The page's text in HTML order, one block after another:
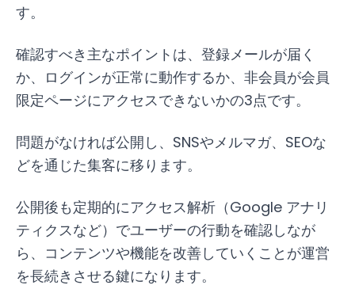
す。
確認すべき主なポイントは、登録メールが届く
か、ログインが正常に動作するか、非会員が会員
限定ページにアクセスできないかの3点です。
問題がなければ公開し、SNSやメルマガ、SEOな
どを通じた集客に移ります。
公開後も定期的にアクセス解析（Google アナリ
ティクスなど）でユーザーの行動を確認しなが
ら、コンテンツや機能を改善していくことが運営
を長続きさせる鍵になります。